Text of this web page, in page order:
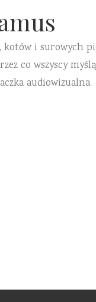
i surowych
co wszyscy
audiowizualna.